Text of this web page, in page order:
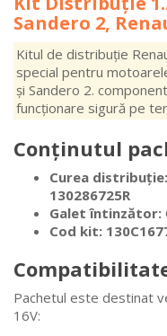
Sandero 2,
Kitul de distribuție
special pentru
și Sandero 2.
funcționare sigură pe
Conținutul
Curea distribuție:
130286725R
Galet întinzător:
Cod kit:
Pachetul este destinat
16V: